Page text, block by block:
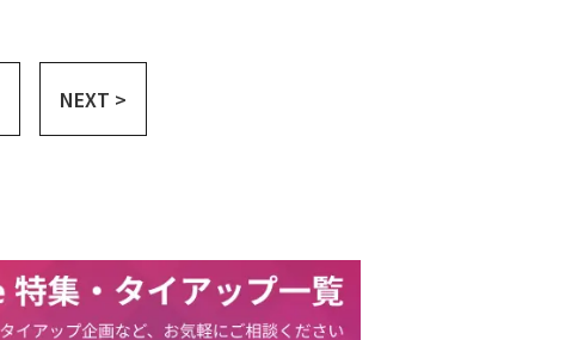
NEXT >